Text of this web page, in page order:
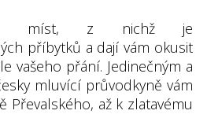
a míst, z nichž je
příbytků a dají vám okusit
vašeho přání. Jedinečným a
mluvící průvodkyně vám
až k zlatavému